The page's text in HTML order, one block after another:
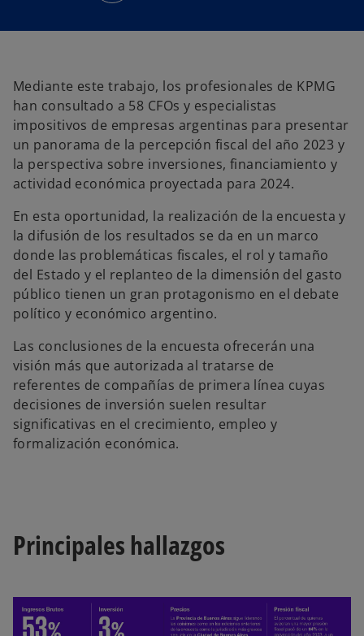
e
s
t
a
ñ
a
n
u
e
v
a
Mediante este trabajo, los profesionales de KPMG
han consultado a 58 CFOs y especialistas
impositivos de empresas argentinas para presentar
un panorama de la percepción fiscal del año 2023 y
la perspectiva sobre inversiones, financiamiento y
actividad económica proyectada para 2024.
En esta oportunidad, la realización de la encuesta y
la difusión de los resultados se da en un marco
donde las problemáticas fiscales, el rol y tamaño
del Estado y el replanteo de la dimensión del gasto
público tienen un gran protagonismo en el debate
político y económico argentino.
Las conclusiones de la encuesta ofrecerán una
visión más que autorizada al tratarse de
referentes de compañías de primera línea cuyas
decisiones de inversión suelen resultar
significativas en el crecimiento, empleo y
formalización económica.
Principales hallazgos